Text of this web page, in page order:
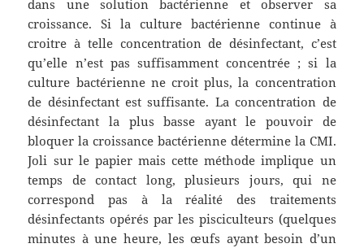
dans une solution bactérienne et observer sa
croissance. Si la culture bactérienne continue à
croitre à telle concentration de désinfectant, c’est
qu’elle n’est pas suffisamment concentrée ; si la
culture bactérienne ne croit plus, la concentration
de désinfectant est suffisante. La concentration de
désinfectant la plus basse ayant le pouvoir de
bloquer la croissance bactérienne détermine la CMI.
Joli sur le papier mais cette méthode implique un
temps de contact long, plusieurs jours, qui ne
correspond pas à la réalité des traitements
désinfectants opérés par les pisciculteurs (quelques
minutes à une heure, les œufs ayant besoin d’un